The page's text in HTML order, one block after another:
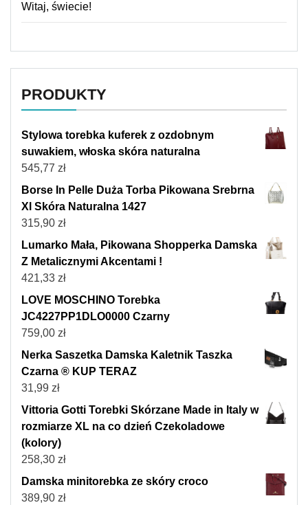
Witaj, świecie!
PRODUKTY
Stylowa torebka kuferek z ozdobnym
suwakiem, włoska skóra naturalna
545,77 zł
Borse In Pelle Duża Torba Pikowana Srebrna
Xl Skóra Naturalna 1427
315,90 zł
Lumarko Mała, Pikowana Shopperka Damska
Z Metalicznymi Akcentami !
421,33 zł
LOVE MOSCHINO Torebka
JC4227PP1DLO0000 Czarny
759,00 zł
Nerka Saszetka Damska Kaletnik Taszka
Czarna ® KUP TERAZ
31,99 zł
Vittoria Gotti Torebki Skórzane Made in Italy w
rozmiarze XL na co dzień Czekoladowe
(kolory)
258,30 zł
Damska minitorebka ze skóry croco
389,90 zł